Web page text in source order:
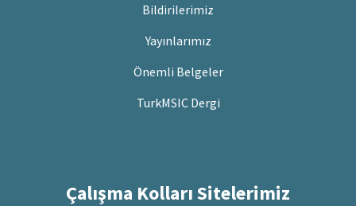
Bildirilerimiz
Yayınlarımız
Önemli Belgeler
TurkMSIC Dergi
Çalışma Kolları Sitelerimiz